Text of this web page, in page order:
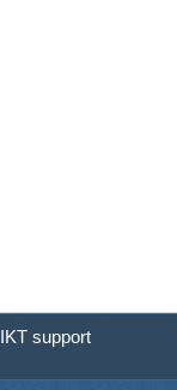
IKT support